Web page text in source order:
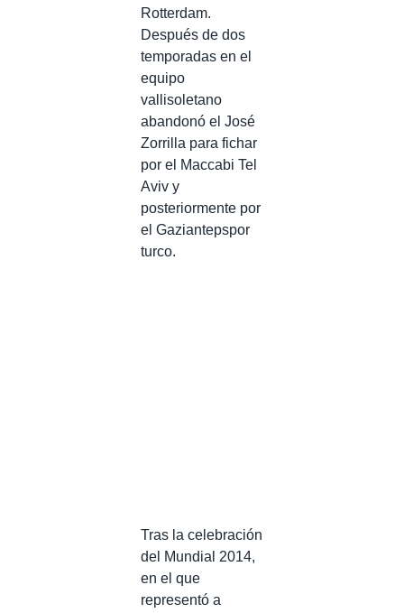
Rotterdam.
Después de dos
temporadas en el
equipo
vallisoletano
abandonó el José
Zorrilla para fichar
por el Maccabi Tel
Aviv y
posteriormente por
el Gaziantepspor
turco.
Tras la celebración
del Mundial 2014,
en el que
representó a